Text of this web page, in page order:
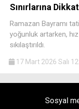
Sınırlarına Dikkat
Ramazan Bayramı
yoğunluk artarken,
sıkılaştırıldı.
17 Mart 2026 Salı
Sosyal